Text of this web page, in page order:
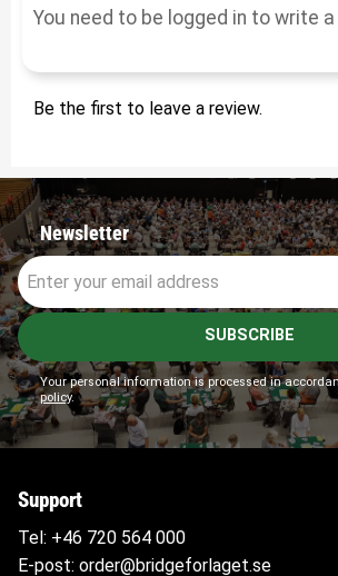
Be the first to leave a review.
Newsletter
SUBSCRIBE
Your personal information is processed in
policy.
Support
Tel: +46 720 564 000
E-post: order@bridgeforlaget.se